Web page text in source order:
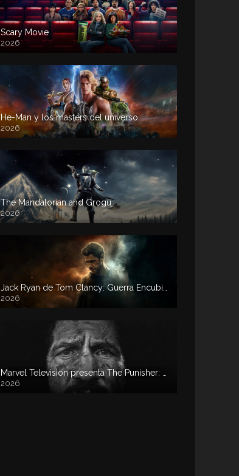
Scary Movie
2026
He-Man y los masters del universo
2026
The Mandalorian and Grogu
2026
2026
2026